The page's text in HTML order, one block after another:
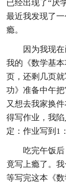
已经出现了“厌
最近我发现了
瘾。
因为我现
我的《数学基
页，还剩几页
功》准备中午
又想去我家换
得写作业，我
定：作业写到1
吃完午饭
竟写上瘾了。
等写完这本《